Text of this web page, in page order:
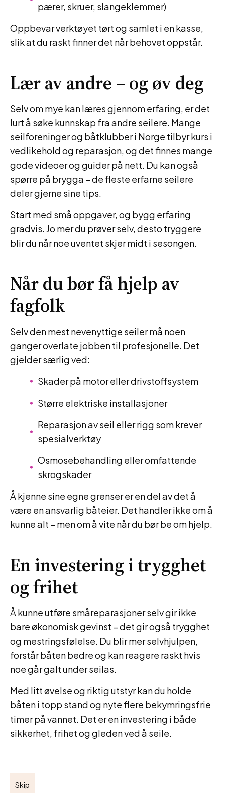
pærer, skruer, slangeklemmer)
Oppbevar verktøyet tørt og samlet i en kasse,
slik at du raskt finner det når behovet oppstår.
Lær av andre – og øv deg
Selv om mye kan læres gjennom erfaring, er det
lurt å søke kunnskap fra andre seilere. Mange
seilforeninger og båtklubber i Norge tilbyr kurs i
vedlikehold og reparasjon, og det finnes mange
gode videoer og guider på nett. Du kan også
spørre på brygga – de fleste erfarne seilere
deler gjerne sine tips.
Start med små oppgaver, og bygg erfaring
gradvis. Jo mer du prøver selv, desto tryggere
blir du når noe uventet skjer midt i sesongen.
Når du bør få hjelp av
fagfolk
Selv den mest nevenyttige seiler må noen
ganger overlate jobben til profesjonelle. Det
gjelder særlig ved:
Skader på motor eller drivstoffsystem
Større elektriske installasjoner
Reparasjon av seil eller rigg som krever
spesialverktøy
Osmosebehandling eller omfattende
skrogskader
Å kjenne sine egne grenser er en del av det å
være en ansvarlig båteier. Det handler ikke om å
kunne alt – men om å vite når du bør be om hjelp.
En investering i trygghet
og frihet
Å kunne utføre småreparasjoner selv gir ikke
bare økonomisk gevinst – det gir også trygghet
og mestringsfølelse. Du blir mer selvhjulpen,
forstår båten bedre og kan reagere raskt hvis
noe går galt under seilas.
Med litt øvelse og riktig utstyr kan du holde
båten i topp stand og nyte flere bekymringsfrie
timer på vannet. Det er en investering i både
sikkerhet, frihet og gleden ved å seile.
Skip